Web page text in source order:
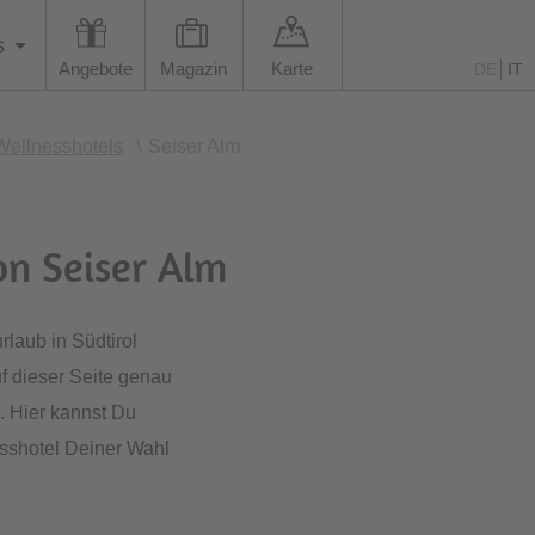
Angebote Magazin Karte IT
Seiser Alm
in Südtirol
dieser Seite genau
Hier kannst Du
Deiner Wahl